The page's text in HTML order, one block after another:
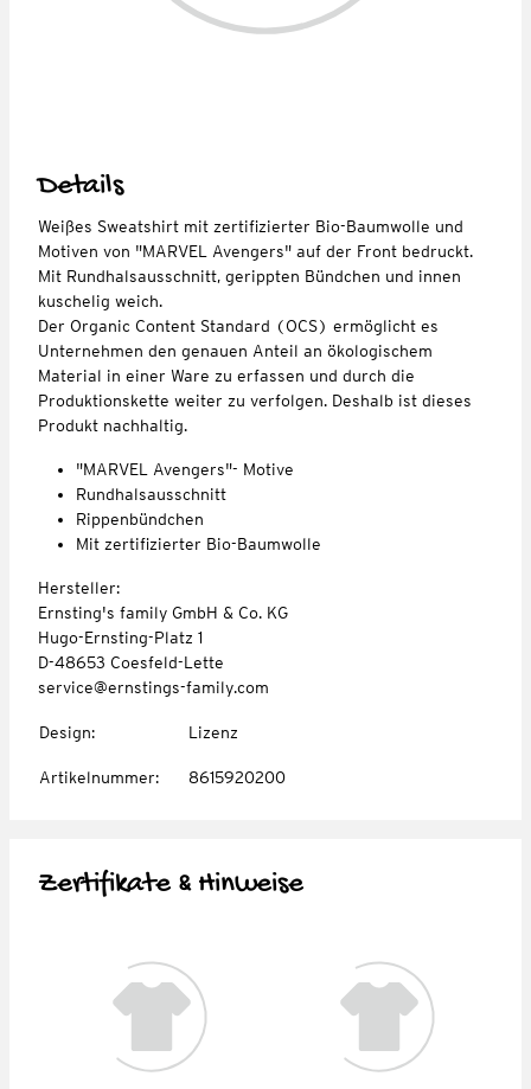
Details
Weißes Sweatshirt mit zertifizierter Bio-Baumwolle und
Motiven von "MARVEL Avengers" auf der Front bedruckt.
Mit Rundhalsausschnitt, gerippten Bündchen und innen
kuschelig weich.
Der Organic Content Standard (OCS) ermöglicht es
Unternehmen den genauen Anteil an ökologischem
Material in einer Ware zu erfassen und durch die
Produktionskette weiter zu verfolgen. Deshalb ist dieses
Produkt nachhaltig.
"MARVEL Avengers"- Motive
Rundhalsausschnitt
Rippenbündchen
Mit zertifizierter Bio-Baumwolle
Hersteller:
Ernsting's family GmbH & Co. KG
Hugo-Ernsting-Platz 1
D-48653 Coesfeld-Lette
service@ernstings-family.com
Design: Lizenz
Artikelnummer: 8615920200
Zertifikate & Hinweise